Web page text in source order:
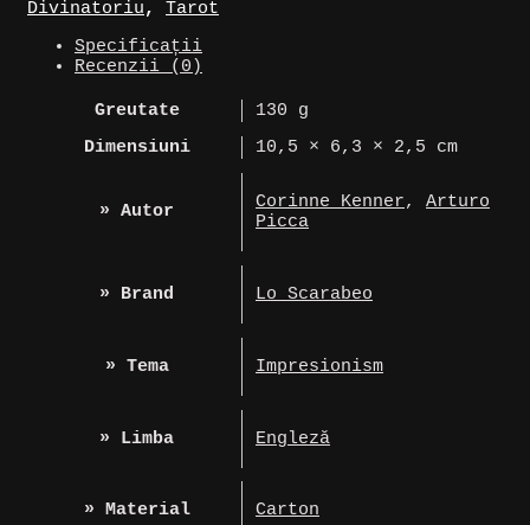
Divinatoriu, Tarot
Specificații
Recenzii (0)
Greutate
130 g
Dimensiuni
10,5 × 6,3 × 2,5 cm
» Autor Corinne Kenner, Arturo
Picca
» Brand Lo Scarabeo
» Tema Impresionism
» Limba Engleză
» Material Carton